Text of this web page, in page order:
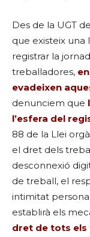
Des de la UGT
que existeix una
registrar la
treballadores,
evadeixen
denunciem que
l’esfera del
88 de la Llei
el dret dels
desconnexió
de treball, el
intimitat
establirà els
dret de tots els